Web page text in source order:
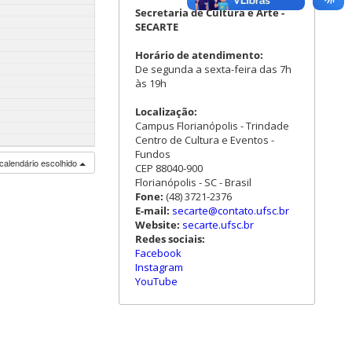
escolhido
Secretaria de Cultura e Arte -
SECARTE
Horário de atendimento:
De segunda a sexta-feira das 7h
às 19h
Localização:
Campus Florianópolis - Trindade
Centro de Cultura e Eventos -
Fundos
CEP 88040-900
Florianópolis - SC - Brasil
Fone: (48) 3721-2376
E-mail: secarte@contato.ufsc.br
Website: secarte.ufsc.br
Redes sociais:
Facebook
Instagram
YouTube